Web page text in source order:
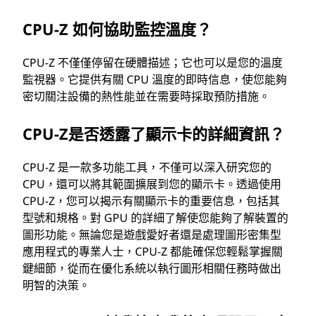
CPU-Z 如何協助監控溫度？
CPU-Z 不僅僅停留在硬體描述；它也可以是您的溫度
監視器。它提供有關 CPU 溫度的即時信息，使您能夠
密切關注設備的熱性能並在需要時採取預防措施。
CPU-Z是否透露了顯示卡的詳細資訊？
CPU-Z 是一款多功能工具，不僅可以深入研究您的
CPU，還可以將其範圍擴展到您的顯示卡。透過使用
CPU-Z，您可以揭示有關顯示卡的重要信息，包括其
型號和規格。對 GPU 的詳細了解使您能夠了解裝置的
圖形功能。無論您是遊戲愛好者還是處理圖形密集型
應用程式的專業人士，CPU-Z 都能確保您輕鬆掌握關
鍵細節，從而在優化系統以執行圖形相關任務時做出
明智的決策。